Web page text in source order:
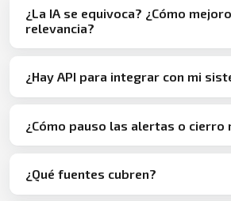
¿La IA se equivoca? ¿Cómo
relevancia?
¿Hay API para integrar con mi
¿Cómo pauso las alertas o cierro
¿Qué fuentes cubren?